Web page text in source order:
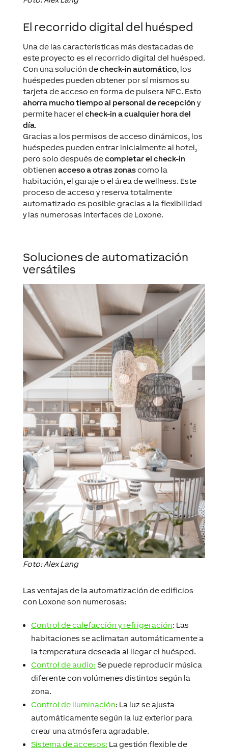
El recorrido digital del huésped
Una de las características más destacadas de
este proyecto es el recorrido digital del huésped.
Con una solución decheck-in automático, los
huéspedes pueden obtener por sí mismos su
tarjeta de acceso en forma de pulsera NFC. Esto
ahorra mucho tiempo al personal de recepción y
permite hacer el check-in a cualquier hora del
día.
Gracias a los permisos de acceso dinámicos, los
huéspedes pueden entrar inicialmente al hotel,
pero solo después decompletar el check-in
obtienen acceso a otras zonascomo la
habitación, el garaje o el área de wellness. Este
proceso de acceso y reserva totalmente
automatizado es posible gracias a la flexibilidad
y las numerosas interfaces de Loxone.
Soluciones de automatización
versátiles
Foto: Alex Lang
Las ventajas de la automatización de edificios
con Loxone son numerosas:
Control de calefacción y refrigeración: Las
habitaciones se aclimatan automáticamente a
la temperatura deseada al llegar el huésped.
Control de audio: Se puede reproducir música
diferente con volúmenes distintos según la
zona.
Control de iluminación: La luz se ajusta
automáticamente según la luz exterior para
crear una atmósfera agradable.
Sistema de accesos: La gestión flexible de